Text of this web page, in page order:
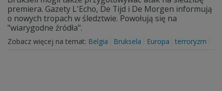
premiera. Gazety L'Echo, De Tijd i De Morgen informują
o nowych tropach w śledztwie. Powołują się na
"wiarygodne źródła".
Zobacz więcej na temat: Belgia Bruksela Europa terroryzm